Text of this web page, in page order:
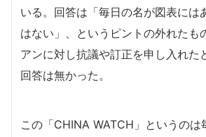
いる。回答は「毎日の名が図表には
はない」、というピントの外れたも
アンに対し抗議や訂正を申し入れた
回答は無かった。
この「CHINA WATCH」というのは